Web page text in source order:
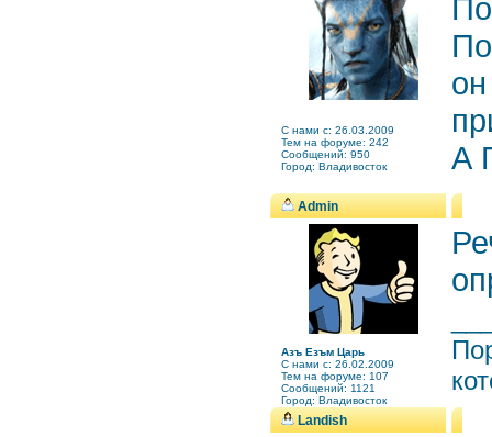
C нами с: 26.03.2009
Тем на форуме: 242
Сообщений: 950
Город: Владивосток
А
Admin
Азъ Езъм Царь
C нами с: 26.02.2009
Тем на форуме: 107
Сообщений: 1121
Город: Владивосток
Landish